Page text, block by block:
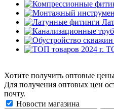
Хотите получить оптовые
Для получения оптовых цен
почту.
Новости магазина